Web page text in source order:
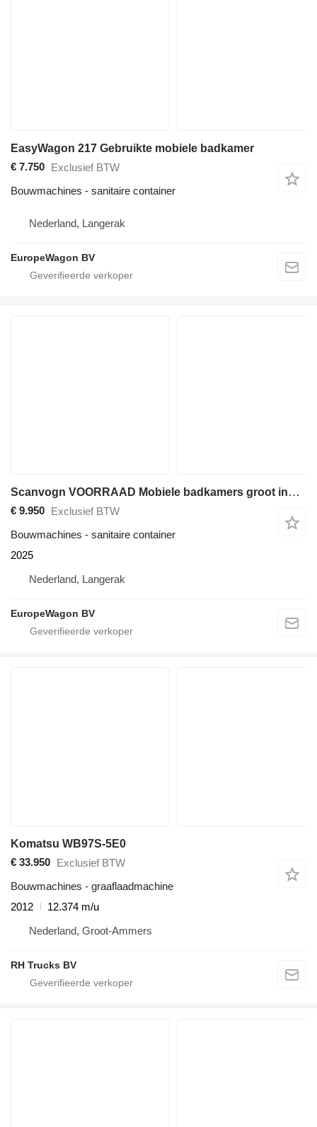
EasyWagon 217 Gebruikte mobiele badkamer
€ 7.750 Exclusief BTW
Bouwmachines - sanitaire container
Nederland, Langerak
EuropeWagon BV
Scanvogn VOORRAAD Mobiele badkamers groot ingekocht Deense kwaliteit SCAN
€ 9.950 Exclusief BTW
Bouwmachines - sanitaire container
2025
Nederland, Langerak
EuropeWagon BV
Komatsu WB97S-5E0
€ 33.950 Exclusief BTW
Bouwmachines - graaflaadmachine
2012
12.374 m/u
Nederland, Groot-Ammers
RH Trucks BV